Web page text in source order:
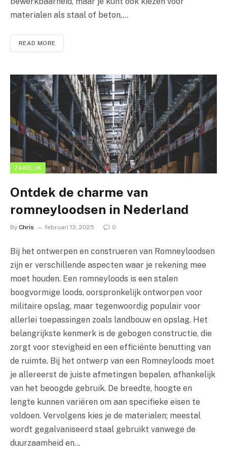
materialen als staal of beton,…
READ MORE
ZAKELIJK
Ontdek de charme van
romneyloodsen in Nederland
By Chris februari 13, 2025 0
Bij het ontwerpen en construeren van Romneyloodsen
zijn er verschillende aspecten waar je rekening mee
moet houden. Een romneyloods is een stalen
boogvormige loods, oorspronkelijk ontworpen voor
militaire opslag, maar tegenwoordig populair voor
allerlei toepassingen zoals landbouw en opslag. Het
belangrijkste kenmerk is de gebogen constructie, die
zorgt voor stevigheid en een efficiënte benutting van
de ruimte. Bij het ontwerp van een Romneyloods moet
je allereerst de juiste afmetingen bepalen, afhankelijk
van het beoogde gebruik. De breedte, hoogte en
lengte kunnen variëren om aan specifieke eisen te
voldoen. Vervolgens kies je de materialen; meestal
wordt gegalvaniseerd staal gebruikt vanwege de
duurzaamheid en…